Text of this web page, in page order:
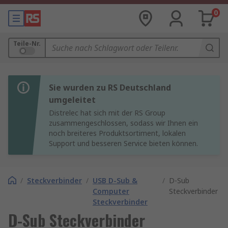
0
Teile-Nr.
Sie wurden zu RS Deutschland
umgeleitet
Distrelec hat sich mit der RS Group
zusammengeschlossen, sodass wir Ihnen ein
noch breiteres Produktsortiment, lokalen
Support und besseren Service bieten können.
/ Steckverbinder / USB D-Sub &
Computer
Steckverbinder
/ D-Sub
Steckverbinder
D-Sub Steckverbinder